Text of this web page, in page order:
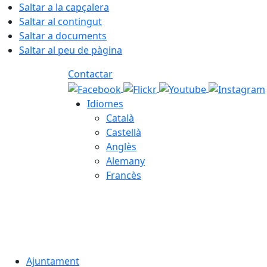
Saltar a la capçalera
Saltar al contingut
Saltar a documents
Saltar al peu de pàgina
Contactar
Idiomes
Català
Castellà
Anglès
Alemany
Francès
Ajuntament